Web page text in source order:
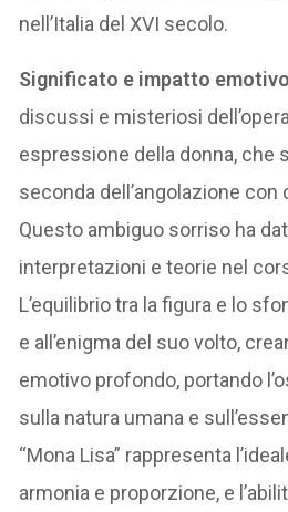
nell’Italia del XVI secolo.
Significato e impatto
discussi e misteriosi
espressione della donna, che
seconda dell’angolazione con
Questo ambiguo sorriso ha
interpretazioni e teorie nel
L’equilibrio tra la figura e lo
e all’enigma del suo volto,
emotivo profondo, portando
sulla natura umana e
“Mona Lisa” rappresenta
armonia e proporzione, e